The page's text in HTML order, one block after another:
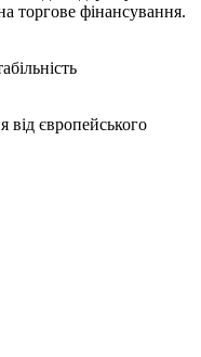
торгове фінансування.
від європейського